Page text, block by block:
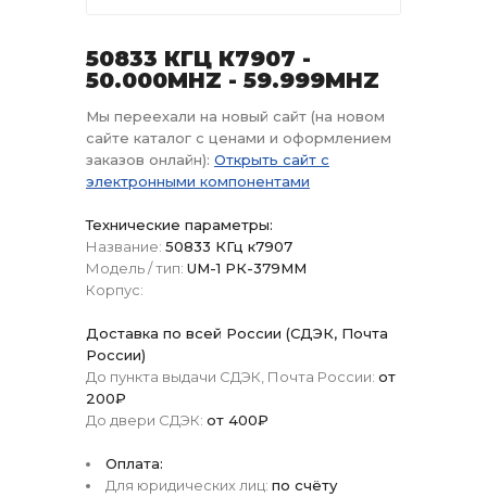
50833 КГЦ К7907 -
50.000MHZ - 59.999MHZ
Мы переехали на новый сайт (на новом
сайте каталог с ценами и оформлением
заказов онлайн): Открыть сайт с
электронными компонентами
Технические параметры:
Название: 50833 КГц к7907
Модель / тип: UM-1 РК-379ММ
Корпус:
Доставка по всей России (СДЭК, Почта
России)
До пункта выдачи СДЭК, Почта России: от
200₽
До двери СДЭК: от 400₽
Оплата:
Для юридических лиц: по счёту